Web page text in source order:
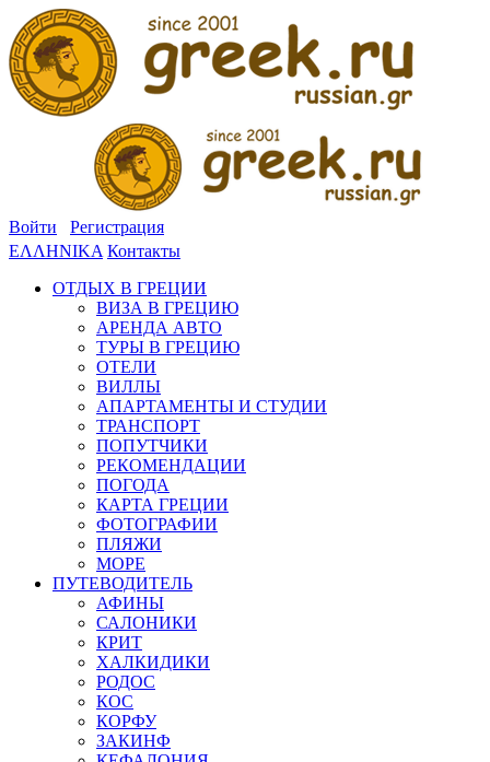
Войти
Регистрация
ΕΛΛΗΝΙΚΑ Контакты
ОТДЫХ В ГРЕЦИИ
ВИЗА В ГРЕЦИЮ
АРЕНДА АВТО
ТУРЫ В ГРЕЦИЮ
ОТЕЛИ
ВИЛЛЫ
АПАРТАМЕНТЫ И СТУДИИ
ТРАНСПОРТ
ПОПУТЧИКИ
РЕКОМЕНДАЦИИ
ПОГОДА
КАРТА ГРЕЦИИ
ФОТОГРАФИИ
ПЛЯЖИ
МОРЕ
ПУТЕВОДИТЕЛЬ
АФИНЫ
САЛОНИКИ
КРИТ
ХАЛКИДИКИ
РОДОС
КОС
КОРФУ
ЗАКИНФ